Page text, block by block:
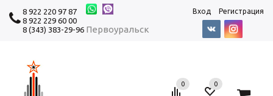
8 922 220 97 87
8 922 229 60 00
8 (343) 383-29-96 Первоуральск
Вход Регистрация
0 0